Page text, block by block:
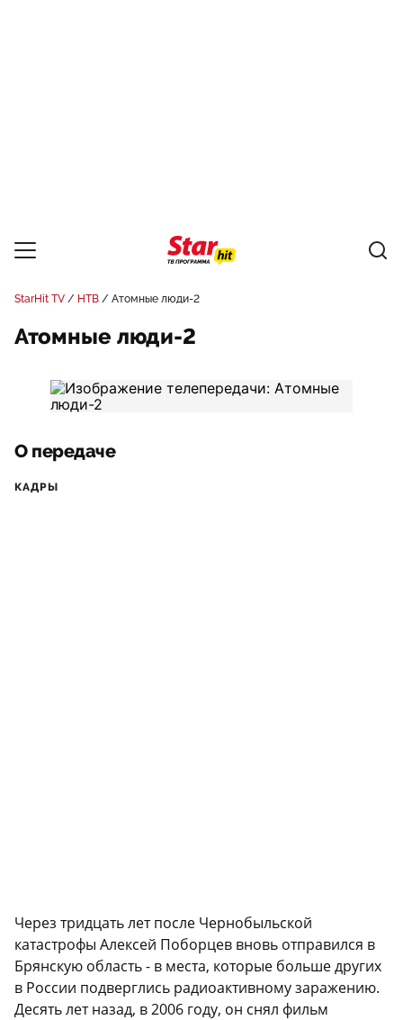
StarHit TV НТВ Атомные люди-2
Атомные люди-2
О передаче
КАДРЫ
Через тридцать лет после Чернобыльской
катастрофы Алексей Поборцев вновь отправился в
Брянскую область - в места, которые больше других
в России подверглись радиоактивному заражению.
Десять лет назад, в 2006 году, он снял фильм